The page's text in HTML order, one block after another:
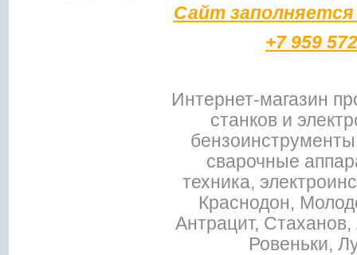
Сайт
+7 959
Интернет-магазин
станков и
сварочные
техника,
Краснодон,
Антрацит,
Ровеньки,